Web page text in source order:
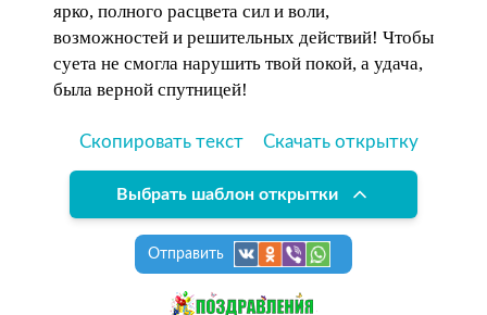
ярко, полного расцвета сил и воли,
возможностей и решительных действий! Чтобы
суета не смогла нарушить твой покой, а удача,
была верной спутницей!
Скопировать текст Скачать открытку
Выбрать шаблон открытки
Отправить